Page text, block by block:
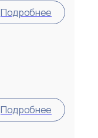
Подробнее
Подробнее